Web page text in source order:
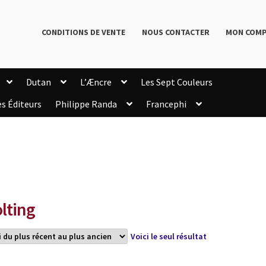
CONDITIONS DE VENTE NOUS CONTACTER MON
Dutan L’Æncre
Les Sept Couleurs
Éditeurs Philippe Randa
Francephi
Voici le seul résultat